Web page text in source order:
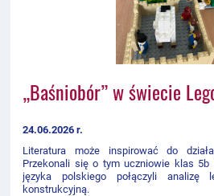
„Baśniobór” w świecie
24.06.2026 r.
Literatura może inspirować do
Przekonali się o tym uczniowie klas
języka polskiego połączyli
konstrukcyjną.